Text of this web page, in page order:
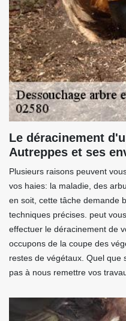
Le déracinement
Autreppes et ses
Plusieurs raisons peuvent
vos haies: la maladie, des
en soit, cette tâche demande
techniques précises. peut
effectuer le déracinement de
occupons de la coupe des
restes de végétaux. Quel que
pas à nous remettre vos